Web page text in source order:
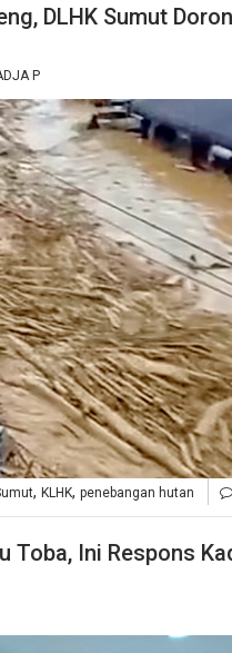
DLHK Sumut
P
, KLHK, penebangan hutan
Toba, Ini Respons